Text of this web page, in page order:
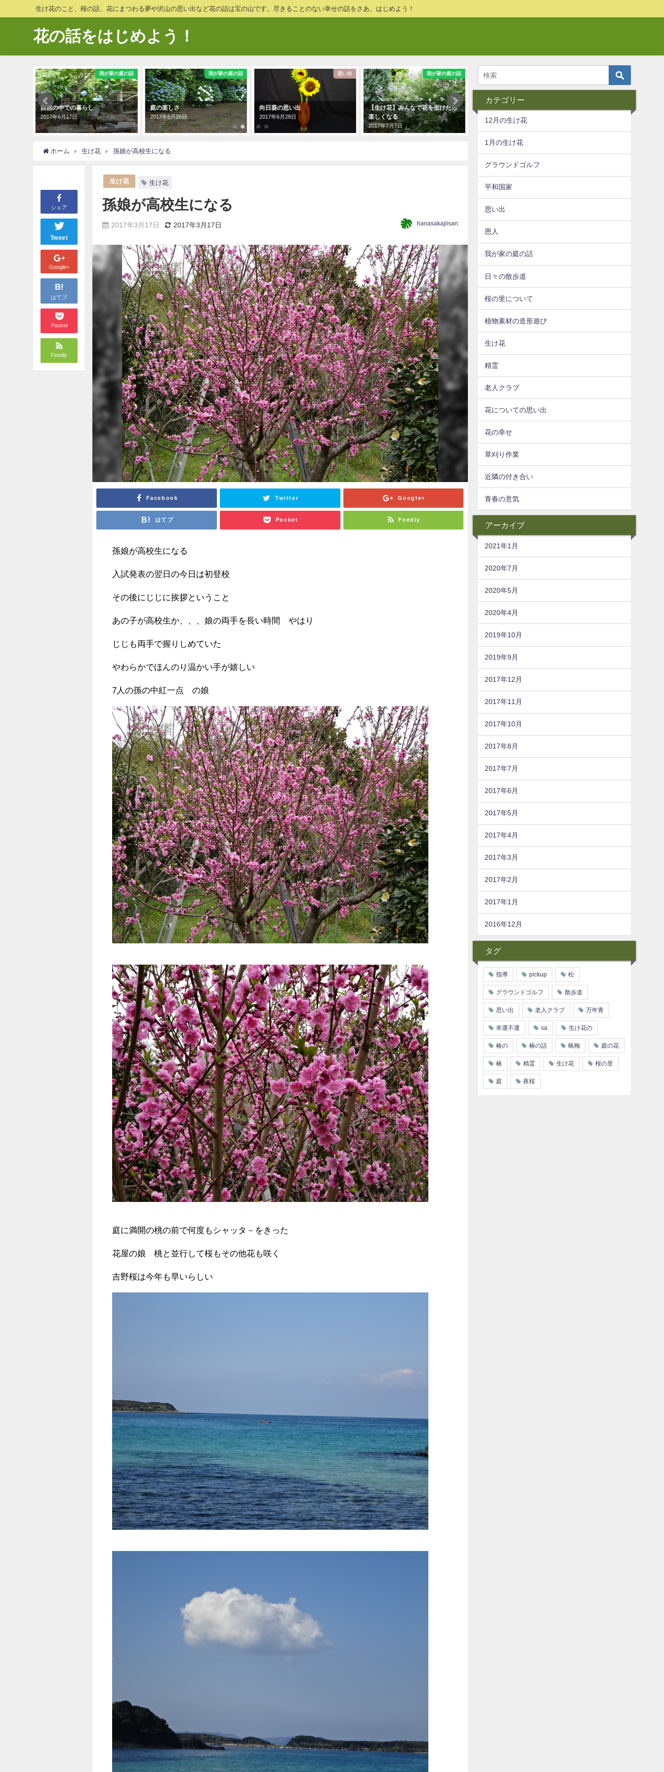
生け花のこと、桜の話、花にまつわる夢や沢山の思い出など花の話は宝の山です。尽きることのない幸せの話をさあ、はじめよう！
花の話をはじめよう！
我が家の庭の話
自然の中での暮らし
2017年6月17日
我が家の庭の話
庭の楽しさ
2017年6月26日
思い出
向日葵の思い出
2017年6月28日
我が家の庭の話
【生け花】みんなで花を生けたら
楽しくなる
2017年7月7日
ホーム 生け花 孫娘が高校生になる
シェア
Tweet
Google+
B!
はてブ
Pocket
Feedly
生け花 生け花
孫娘が高校生になる
2017年3月17日 2017年3月17日 hanasakajiisan
Facebook Twitter Google+
はてブ Pocket Feedly
孫娘が高校生になる
入試発表の翌日の今日は初登校
その後にじじに挨拶ということ
あの子が高校生か、、、娘の両手を長い時間 やはり
じじも両手で握りしめていた
やわらかでほんのり温かい手が嬉しい
7人の孫の中紅一点 の娘
庭に満開の桃の前で何度もシャッタ－をきった
花屋の娘 桃と並行して桜もその他花も咲く
吉野桜は今年も早いらしい
カテゴリー
12月の生け花
1月の生け花
グラウンドゴルフ
平和国家
思い出
恩人
我が家の庭の話
日々の散歩道
桜の里について
植物素材の造形遊び
生け花
精霊
老人クラブ
花についての思い出
花の幸せ
草刈り作業
近隣の付き合い
青春の意気
アーカイブ
2021年1月
2020年7月
2020年5月
2020年4月
2019年10月
2019年9月
2017年12月
2017年11月
2017年10月
2017年8月
2017年7月
2017年6月
2017年5月
2017年4月
2017年3月
2017年2月
2017年1月
2016年12月
タグ
指導 pickup 松
グラウンドゴルフ 散歩道
思い出 老人クラブ 万年青
幸運不運 sa 生け花の
椿の 椿の話 蝋梅 庭の花
椿 精霊 生け花 桜の里
庭 夜桜